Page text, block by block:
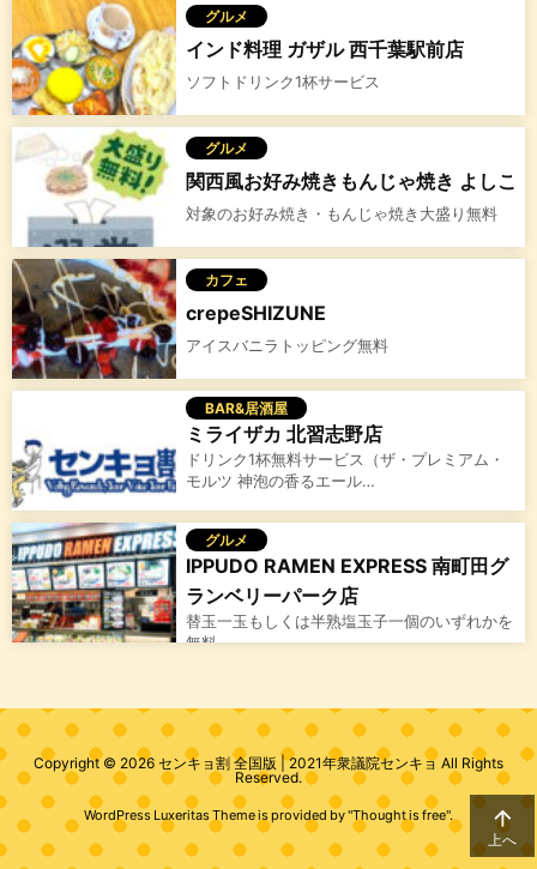
グルメ
インド料理 ガザル 西千葉駅前店
ソフトドリンク1杯サービス
グルメ
関西風お好み焼きもんじゃ焼き よしこ
対象のお好み焼き・もんじゃ焼き大盛り無料
カフェ
crepeSHIZUNE
アイスバニラトッピング無料
BAR&居酒屋
ミライザカ 北習志野店
ドリンク1杯無料サービス（ザ・プレミアム・
モルツ 神泡の香るエール…
グルメ
IPPUDO RAMEN EXPRESS 南町田グ
ランベリーパーク店
替玉一玉もしくは半熟塩玉子一個のいずれかを
無料
Copyright © 2026 センキョ割 全国版 | 2021年衆議院センキョ All Rights
Reserved.
WordPress Luxeritas Theme is provided by "Thought is free". 
上へ